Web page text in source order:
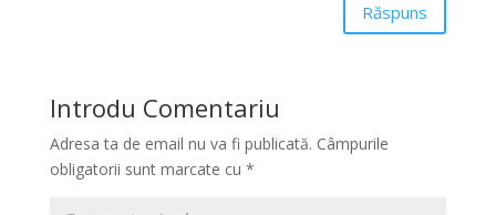
Răspuns
Introdu Comentariu
Adresa ta de email nu va fi publicată. Câmpurile
obligatorii sunt marcate cu *